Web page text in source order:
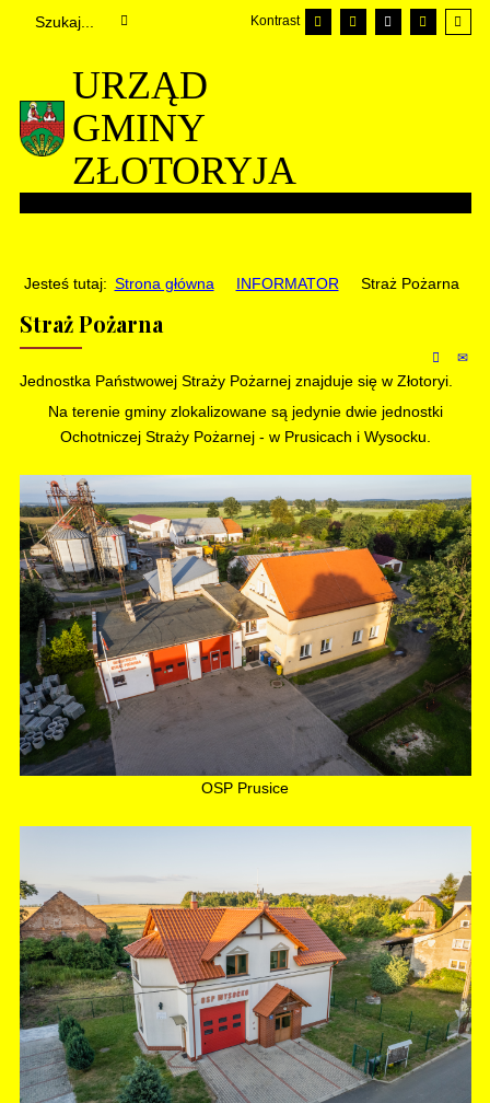
Kontrast
URZĄD
GMINY
ZŁOTORYJA
Jesteś tutaj: Strona główna INFORMATOR Straż Pożarna
Straż Pożarna
Jednostka Państwowej Straży Pożarnej znajduje się w Złotoryi.
Na terenie gminy zlokalizowane są jedynie dwie jednostki
Ochotniczej Straży Pożarnej - w Prusicach i Wysocku.
OSP Prusice